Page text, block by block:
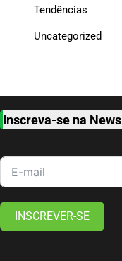
Tendências
Uncategorized
Inscreva-se na
INSCREVER-SE